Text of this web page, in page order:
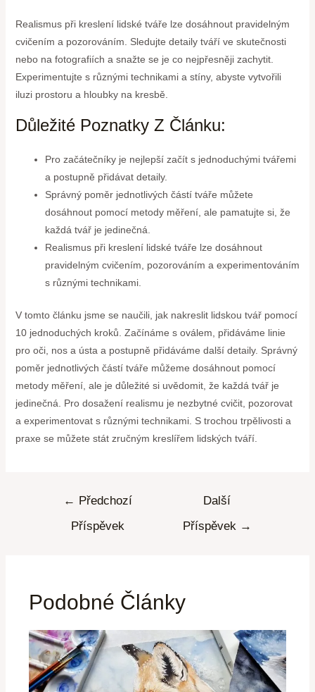
Realismus při kreslení lidské tváře lze dosáhnout pravidelným
cvičením a pozorováním. Sledujte detaily tváří ve skutečnosti
nebo na fotografiích a snažte se je co nejpřesněji zachytit.
Experimentujte s různými technikami a stíny, abyste vytvořili
iluzi prostoru a hloubky na kresbě.
Důležité Poznatky Z Článku:
Pro začátečníky je nejlepší začít s jednoduchými tvářemi
a postupně přidávat detaily.
Správný poměr jednotlivých částí tváře můžete
dosáhnout pomocí metody měření, ale pamatujte si, že
každá tvář je jedinečná.
Realismus při kreslení lidské tváře lze dosáhnout
pravidelným cvičením, pozorováním a experimentováním
s různými technikami.
V tomto článku jsme se naučili, jak nakreslit lidskou tvář pomocí
10 jednoduchých kroků. Začínáme s oválem, přidáváme linie
pro oči, nos a ústa a postupně přidáváme další detaily. Správný
poměr jednotlivých částí tváře můžeme dosáhnout pomocí
metody měření, ale je důležité si uvědomit, že každá tvář je
jedinečná. Pro dosažení realismu je nezbytné cvičit, pozorovat
a experimentovat s různými technikami. S trochou trpělivosti a
praxe se můžete stát zručným kreslířem lidských tváří.
← Předchozí
Příspěvek
Další
Příspěvek →
Podobné Články